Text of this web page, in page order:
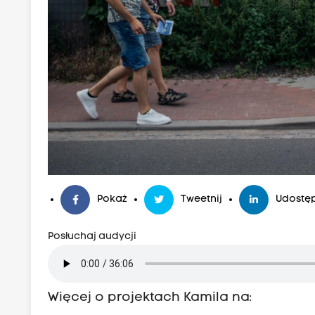
Pokaż Tweetnij
Posłuchaj audycji
Więcej o projektach Kamila na: